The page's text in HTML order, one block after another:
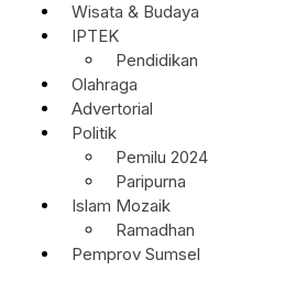
Wisata & Budaya
IPTEK
Pendidikan
Olahraga
Advertorial
Politik
Pemilu 2024
Paripurna
Islam Mozaik
Ramadhan
Pemprov Sumsel